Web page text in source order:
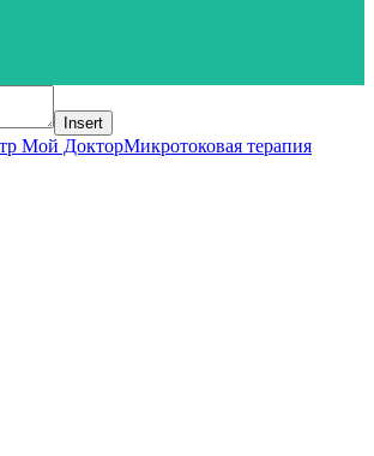
Insert
Мой ДокторМикротоковая терапия